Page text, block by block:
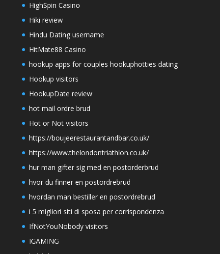
HighSpin Casino
Hiki review
Hindu Dating username
HitMate88 Casino
hookup apps for couples hookuphotties dating
Hookup visitors
HookupDate review
hot mail ordre brud
Hot or Not visitors
https://boujeerestaurantandbar.co.uk/
https://www.thelondontriathlon.co.uk/
hur man gifter sig med en postorderbrud
hvor du finner en postordrebrud
hvordan man bestiller en postordrebrud
i 5 migliori siti di sposa per corrispondenza
IfNotYouNobody visitors
IGAMING